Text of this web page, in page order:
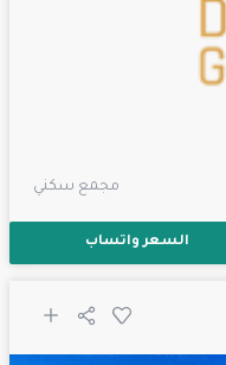
مجمع سكني
السعر واتساب